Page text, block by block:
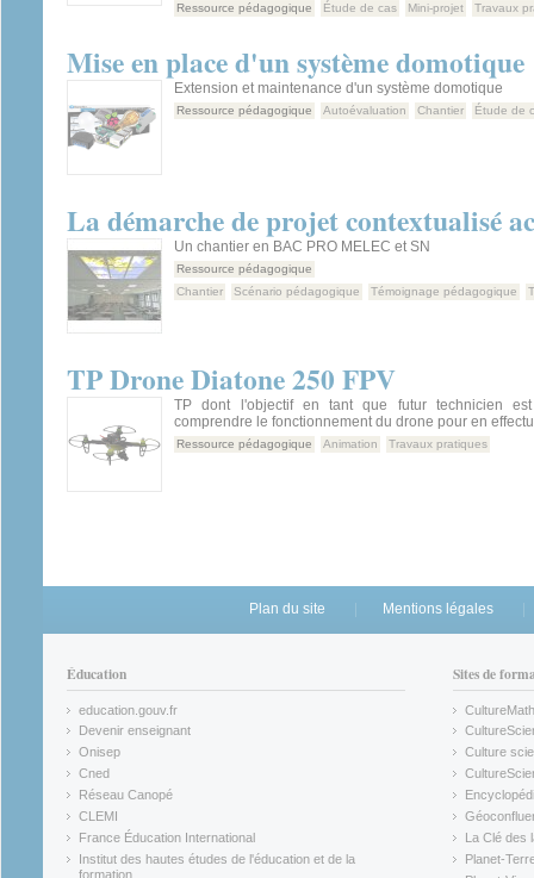
Ressource pédagogique Étude de cas Mini-projet Travaux
Mise en place d'un système domotique
Extension et maintenance d'un système domotique
Ressource pédagogique Autoévaluation Chantier Étude de
La démarche de projet contextualisé
Un chantier en BAC PRO MELEC et SN
Ressource pédagogique
Chantier
Scénario pédagogique Témoignage pédagogique
TP Drone Diatone 250 FPV
TP dont l'objectif en tant que futur technicien
comprendre le fonctionnement du drone pour en
Ressource pédagogique Animation Travaux pratiques
Plan du site Mentions légales
Éducation
education.gouv.fr
(link is external)
Devenir enseignant
(link is external)
Onisep
(link is external)
Cned
(link is external)
Réseau Canopé
(link is external)
CLEMI
(link is external)
France Éducation International
(link is external)
Institut des hautes études de l'éducation et de la
formation
Sites de
CultureMath
(link is
(link is
Culture
(link is
(link is
(link is
La Clé des
(link is
Planet-